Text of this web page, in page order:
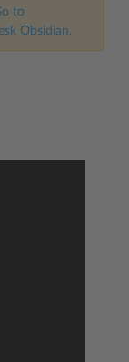
to
Obsidian.